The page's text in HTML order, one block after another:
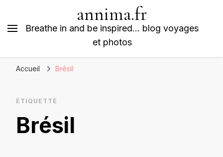
annima.fr
Breathe in and be inspired… blog voyages
et photos
Accueil Brésil
ÉTIQUETTE
Brésil